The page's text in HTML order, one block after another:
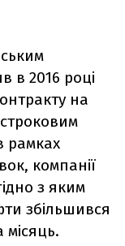
в 2016 році
на
рамках
компанії
з яким
збільшився